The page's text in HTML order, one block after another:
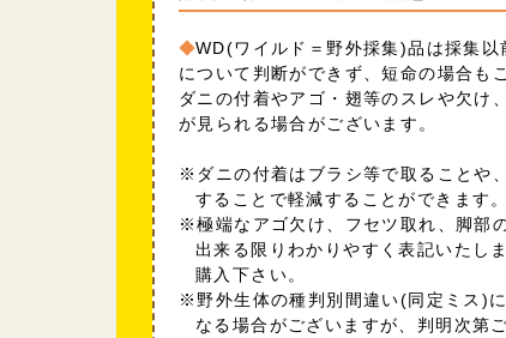
WD(ワイルド＝野外採集)品は採集
について判断ができず、短命の場合も
ダニの付着やアゴ・翅等のスレや欠け
が見られる場合がございます。
※ダニの付着はブラシ等で取ることや
することで軽減することができます。
※極端なアゴ欠け、フセツ取れ、脚部
出来る限りわかりやすく表記いたし
購入下さい。
※野外生体の種判別間違い(同定ミス)
なる場合がございますが、判明次第